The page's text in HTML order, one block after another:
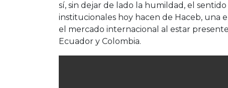
sí, sin dejar de lado la humildad, el
institucionales hoy hacen de Haceb, una
el mercado internacional al estar
Ecuador y Colombia.